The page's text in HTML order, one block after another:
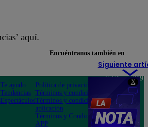
X
aquí.
Siguiente
Encuéntranos también en
Te ayudo
Tendencias
Espectáculos
Política de privacidad
Términos y condiciones
Términos y condiciones
aplicación
Términos y Condiciones
APP
Teléfono: 219
Av. San
Felipe 968
Jesús María